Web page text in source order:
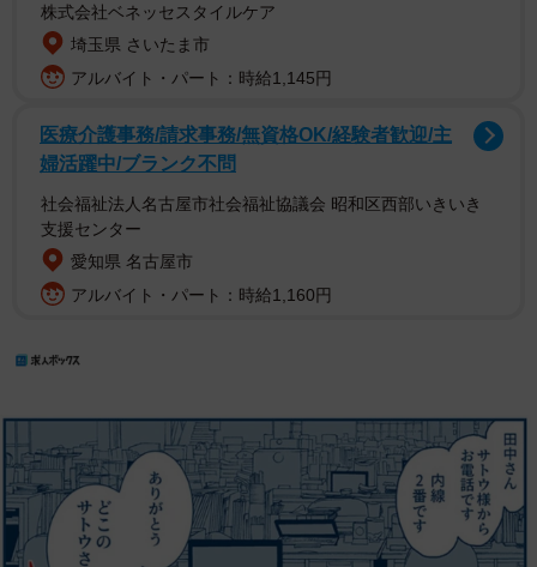
株式会社ベネッセスタイルケア
埼玉県 さいたま市
アルバイト・パート：時給1,145円
医療介護事務/請求事務/無資格OK/経験者歓迎/主
婦活躍中/ブランク不問
社会福祉法人名古屋市社会福祉協議会 昭和区西部いきいき
支援センター
愛知県 名古屋市
アルバイト・パート：時給1,160円